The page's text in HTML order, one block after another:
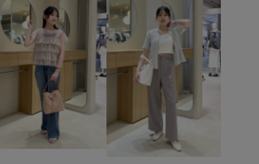
きちんと感 きれいに見える
ソール イージーケア オフィス
カットソー素材
クッション クッション性
ド ジャケット スッキリ